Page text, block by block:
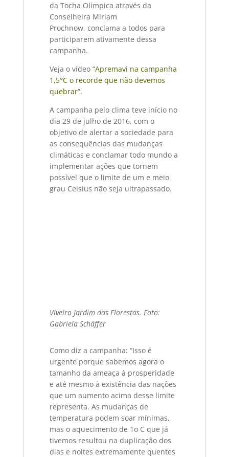
da Tocha Olímpica através da
Conselheira Miriam
Prochnow, conclama a todos para
participarem ativamente dessa
campanha.
Veja o vídeo “Apremavi na campanha
1,5°C o recorde que não devemos
quebrar”.
A campanha pelo clima teve início no
dia 29 de julho de 2016, com o
objetivo de alertar a sociedade para
as consequências das mudanças
climáticas e conclamar todo mundo a
implementar ações que tornem
possível que o limite de um e meio
grau Celsius não seja ultrapassado.
Viveiro Jardim das Florestas. Foto:
Gabriela Schäffer
Como diz a campanha: “Isso é
urgente porque sabemos agora o
tamanho da ameaça à prosperidade
e até mesmo à existência das nações
que um aumento acima desse limite
representa. As mudanças de
temperatura podem soar mínimas,
mas o aquecimento de 1o C que já
tivemos resultou na duplicação dos
dias e noites extremamente quentes